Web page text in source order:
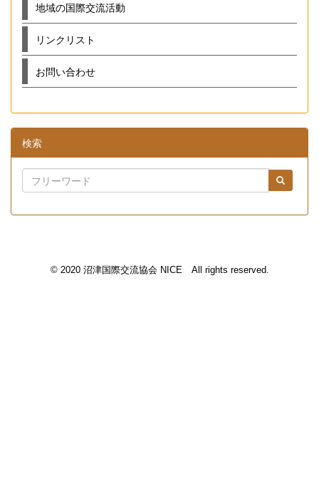
地域の国際交流活動
リンクリスト
お問い合わせ
検索
© 2020 沼津国際交流協会 NICE All rights reserved.